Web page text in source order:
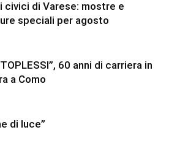
civici di Varese: mostre e
speciali per agosto
60 anni di carriera in
a Como
di luce”